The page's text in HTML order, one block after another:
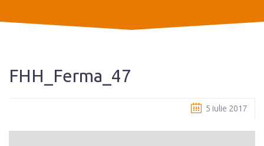
FHH_Ferma_47
5 iulie 2017